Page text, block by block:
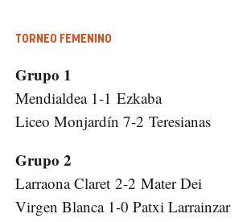
TORNEO FEMENINO
Grupo 1
Mendialdea 1-1 Ezkaba
Liceo Monjardín 7-2 Teresianas
Grupo 2
Larraona Claret 2-2 Mater Dei
Virgen Blanca 1-0 Patxi Larrainzar